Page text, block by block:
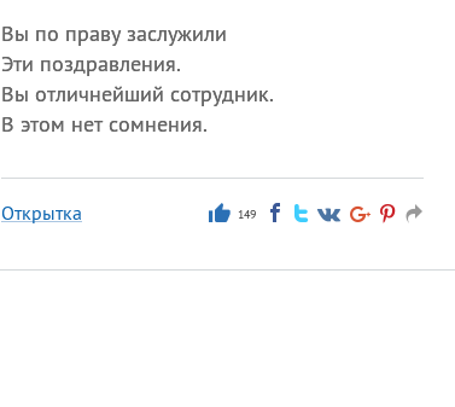
Вы по праву заслужили
Эти поздравления.
Вы отличнейший сотрудник.
В этом нет сомнения.
Открытка 149